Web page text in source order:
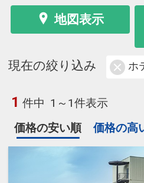
地図表示
現在の絞り込み ホ
1 件中 1～1件表示
価格の安い順
価格の高